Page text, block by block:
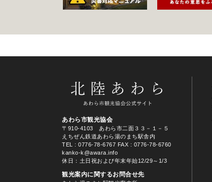
あわら市観光協会
〒910-4103 あわら市二面３３－１－５
えちぜん鉄道あわら湯のまち駅舎内
TEL
: 0776-78-6767 FAX : 0776-78-6760
kanko-k@awara.info
休日：土日祝および年末年始12/29～1/3
観光案内に関するお問合せ先